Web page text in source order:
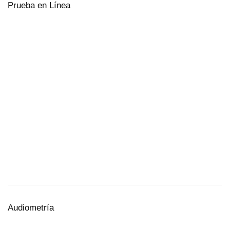
Prueba en Línea
Audiometría